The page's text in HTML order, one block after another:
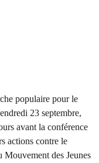
populaire pour le
23 septembre,
avant la conférence
actions contre le
des Jeunes